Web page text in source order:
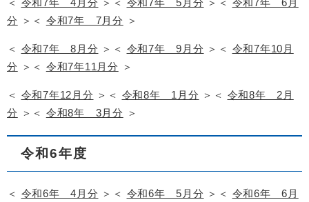
＜ 令和7年 4月分 ＞＜ 令和7年 5月分 ＞＜ 令和7年 6月
分 ＞＜ 令和7年 7月分 ＞
＜ 令和7年 8月分 ＞＜ 令和7年 9月分 ＞＜ 令和7年10月
分 ＞＜ 令和7年11月分 ＞
＜ 令和7年12月分 ＞＜ 令和8年 1月分 ＞＜ 令和8年 2月
分 ＞＜ 令和8年 3月分 ＞
令和6年度
＜ 令和6年 4月分 ＞＜ 令和6年 5月分 ＞＜ 令和6年 6月